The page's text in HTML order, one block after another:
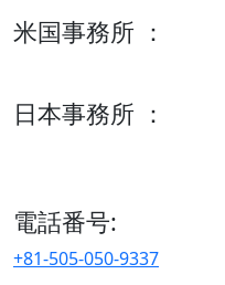
米国事務所 ：
日本事務所 ：
電話番号:
+81-505-050-9337